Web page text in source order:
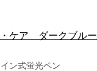
ケア ダークブルー
ン式蛍光ペン